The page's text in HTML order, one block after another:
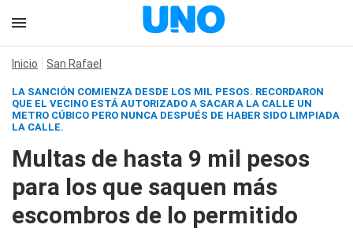
Inicio San Rafael
LA SANCIÓN COMIENZA DESDE LOS MIL PESOS. RECORDARON
QUE EL VECINO ESTÁ AUTORIZADO A SACAR A LA CALLE UN
METRO CÚBICO PERO NUNCA DESPUÉS DE HABER SIDO LIMPIADA
LA CALLE.
Multas de hasta 9 mil pesos
para los que saquen más
escombros de lo permitido